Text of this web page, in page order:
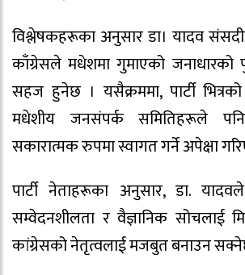
विश्लेषकहरूका अनुसार डा। यादव
काँग्रेसले मधेशमा गुमाएको जनाधारको
सहज हुनेछ । यसैक्रममा, पार्टी
मधेशीय जनसंपर्क समितिहरूले
सकारात्मक रुपमा स्वागत गर्ने अपेक्षा
पार्टी नेताहरूका अनुसार, डा.
सम्वेदनशीलता र वैज्ञानिक सोचलाई
कांग्रेसको नेतृत्वलाई मजबुत बनाउन